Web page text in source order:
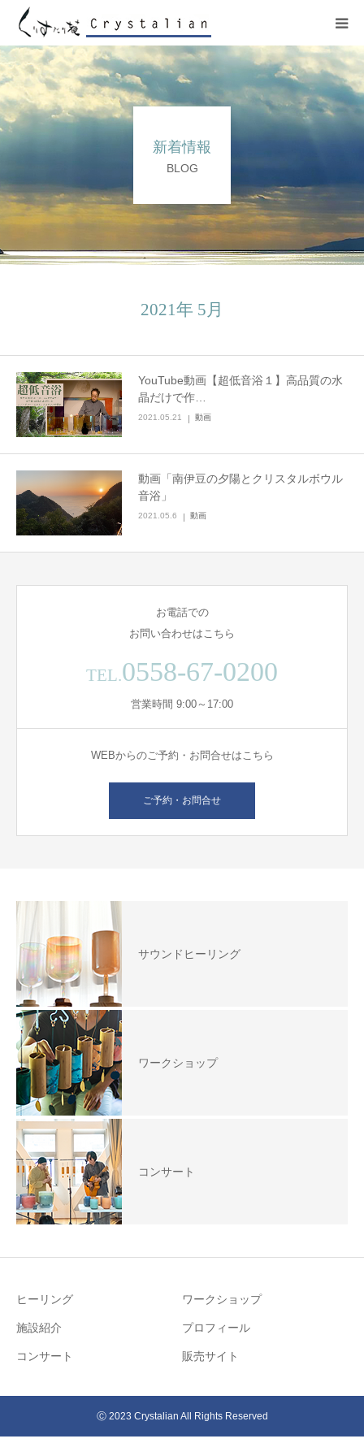
新着情報
BLOG
2021年 5月
YouTube動画【超低音浴１】高品質の水
晶だけで作…
2021.05.21 動画
動画「南伊豆の夕陽とクリスタルボウル
音浴」
2021.05.6 動画
お電話での
お問い合わせはこちら
TEL.0558-67-0200
営業時間 9:00～17:00
WEBからのご予約・お問合せはこちら
ご予約・お問合せ
サウンドヒーリング
ワークショップ
コンサート
ヒーリング ワークショップ
施設紹介 プロフィール
コンサート 販売サイト
Ⓒ 2023 Crystalian All Rights Reserved
ヒーリング
ワークショップ
プロフィール
コンサート